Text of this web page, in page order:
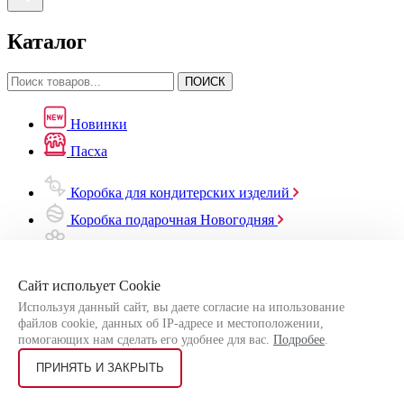
Сайт испольует Cookie
Используя данный сайт, вы даете согласие на ипользование
файлов cookie, данных об IP-адресе и местоположении,
помогающих нам сделать его удобнее для вас. Подробее.
ПРИНЯТЬ И ЗАКРЫТЬ
Каталог
ПОИСК
Новинки
Пасха
Коробка для кондитерских изделий
Коробка подарочная Новогодняя
Упаковка для Бьюти
Наклейки, бирки, ленты